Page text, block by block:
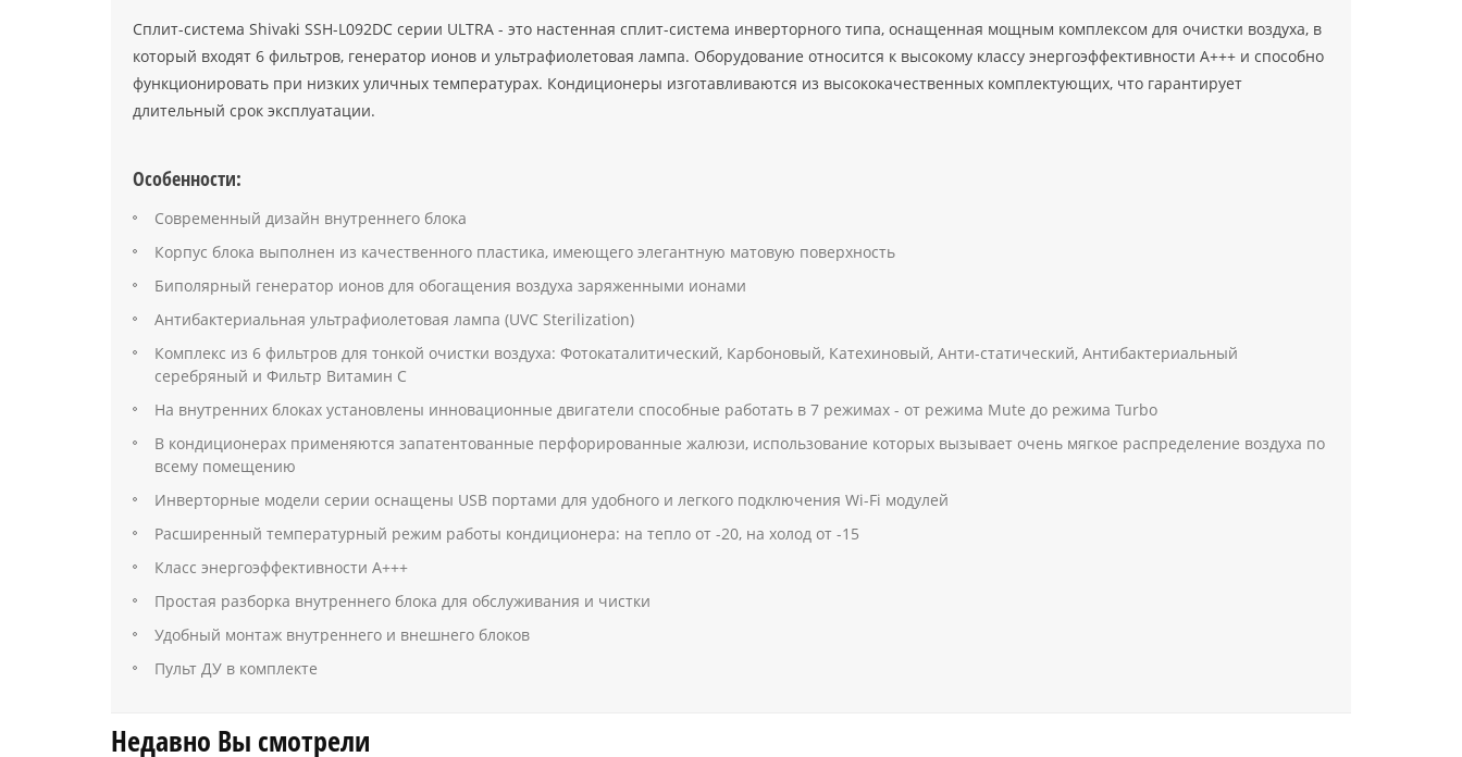
Сплит-система Shivaki SSH-L092DC серии ULTRA - это настенная сплит-система инверторного типа, оснащенная мощным комплексом для очистки воздуха, в
который входят 6 фильтров, генератор ионов и ультрафиолетовая лампа. Оборудование относится к высокому классу энергоэффективности А+++ и способно
функционировать при низких уличных температурах. Кондиционеры изготавливаются из высококачественных комплектующих, что гарантирует
длительный срок эксплуатации.
Особенности:
Современный дизайн внутреннего блока
Корпус блока выполнен из качественного пластика, имеющего элегантную матовую поверхность
Биполярный генератор ионов для обогащения воздуха заряженными ионами
Антибактериальная ультрафиолетовая лампа (UVC Sterilization)
Комплекс из 6 фильтров для тонкой очистки воздуха: Фотокаталитический, Карбоновый, Катехиновый, Анти-статический, Антибактериальный
серебряный и Фильтр Витамин С
На внутренних блоках установлены инновационные двигатели способные работать в 7 режимах - от режима Mute до режима Turbo
В кондиционерах применяются запатентованные перфорированные жалюзи, использование которых вызывает очень мягкое распределение воздуха по
всему помещению
Инверторные модели серии оснащены USB портами для удобного и легкого подключения Wi-Fi модулей
Расширенный температурный режим работы кондиционера: на тепло от -20, на холод от -15
Класс энергоэффективности А+++
Простая разборка внутреннего блока для обслуживания и чистки
Удобный монтаж внутреннего и внешнего блоков
Пульт ДУ в комплекте
Недавно Вы смотрели